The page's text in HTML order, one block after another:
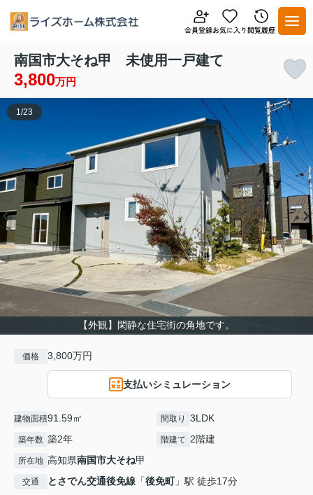
南国市大そね甲 未使用一戸建て
3,800万円
【外観】閑静な住宅街の角地です。
1/23
価格 3,800万円
支払いシミュレーション
建物面積91.59㎡ 間取り 3LDK
築年数 築2年 階建て 2階建
所在地 高知県南国市大そね甲
交通 とさでん交通後免線 「後免町」駅 徒歩17分